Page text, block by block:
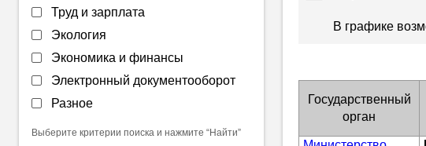
Труд и зарплата
Экология
Экономика и финансы
Электронный документооборот
Разное
Выберите критерии поиска и нажмите “Найти”
В графике
Государственный
орган